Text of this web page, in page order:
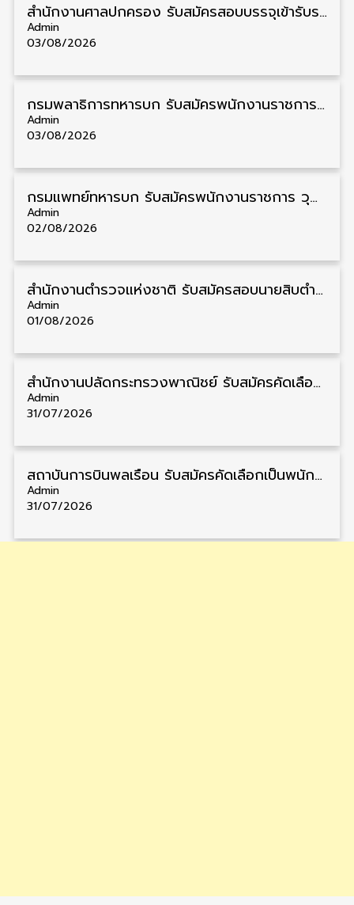
สํานักงานศาลปกครอง รับสมัครสอบบรรจุเข้ารับราชการ วุฒิ ป.ตรี 72 อัตรา รับสมัคร 31 สิงหาคม – 18 กันยายน
Admin
03/08/2026
กรมพลาธิการทหารบก รับสมัครพนักงานราชการ วุฒิ ม.3/ม.6/ปวช. 66 อัตรา รับสมัคร 10 – 17 สิงหาคม
Admin
03/08/2026
กรมแพทย์ทหารบก รับสมัครพนักงานราชการ วุฒิ ม.3/ม.6/ปวช./ปวท./ปวส. 6 อัตรา รับสมัคร 3 – 7 สิงหาคม
Admin
02/08/2026
สำนักงานตำรวจแห่งชาติ รับสมัครสอบนายสิบตำรวจ วุฒิ ม.6/ปวช. 6,000 อัตรา รับสมัคร 8 – 19 สิงหาคม
Admin
01/08/2026
สำนักงานปลัดกระทรวงพาณิชย์ รับสมัครคัดเลือกพนักงานราชการ วุฒิ ปวส./ป.ตรี 11 อัตรา รับสมัคร 10 – 21 สิงหาคม
Admin
31/07/2026
สถาบันการบินพลเรือน รับสมัครคัดเลือกเป็นพนักงาน วุฒิ ป.ตรี/ป.โท/ป.เอก 11 อัตรา รับสมัคร 27 กรกฎาคม – 10 สิงหาคม
Admin
31/07/2026